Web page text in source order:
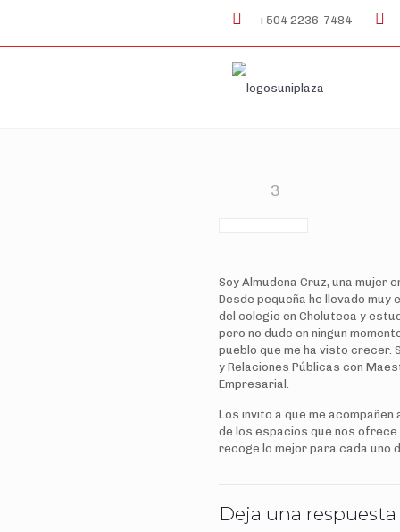
+504 2236-7484
3
Soy Almudena Cruz, una mujer
Desde pequeña he llevado
del colegio en Choluteca y
pero no dude en ningun
pueblo que me ha visto crecer.
y Relaciones Públicas con
Empresarial.
Los invito a que me
de los espacios que nos ofrece
recoge lo mejor para cada uno
Deja una respuesta